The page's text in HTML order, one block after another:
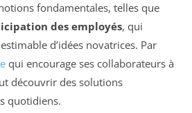
fondamentales, telles que
des employés, qui
d’idées novatrices. Par
qui encourage ses collaborateurs à
découvrir des solutions
quotidiens.